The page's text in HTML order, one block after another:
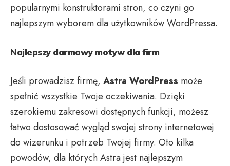
popularnymi konstruktorami stron, co czyni go
najlepszym wyborem dla użytkowników WordPressa.
Najlepszy darmowy motyw dla firm
Jeśli prowadzisz firmę, Astra WordPress może
spełnić wszystkie Twoje oczekiwania. Dzięki
szerokiemu zakresowi dostępnych funkcji, możesz
łatwo dostosować wygląd swojej strony internetowej
do wizerunku i potrzeb Twojej firmy. Oto kilka
powodów, dla których Astra jest najlepszym